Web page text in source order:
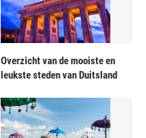
Overzicht van de mooiste en
leukste steden van Duitsland